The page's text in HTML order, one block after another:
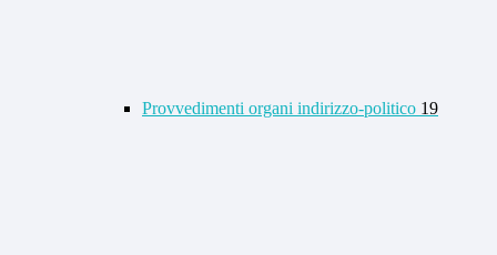
Provvedimenti organi indirizzo-politico 19